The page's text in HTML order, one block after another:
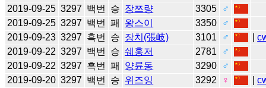
2019-09-25 3297 백번 승 장쯔량 3305
♂
2019-09-25 3297 백번 패 왕스이 3350
♂
2019-09-23 3297 흑번 승 장치(張岐) 3101 ♂ |
2019-09-22 3297 백번 승 쉐훙저 2781
♂
2019-09-22 3297 흑번 패 양륜동 3290
♂
2019-09-20 3297 백번 승 위즈잉 3292 ♀ |